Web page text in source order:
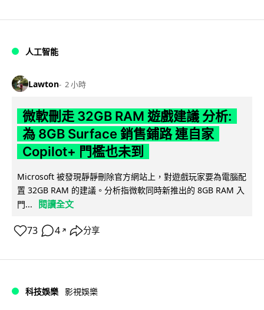
人工智能
Lawton 2 小時
微軟刪走 32GB RAM 遊戲建議 分析:
為 8GB Surface 銷售鋪路 連自家
Copilot+ 門檻也未到
Microsoft 被發現靜靜刪除官方網站上，對遊戲玩家要為電腦配
置 32GB RAM 的建議。分析指微軟同時新推出的 8GB RAM 入
門...
閱讀全文
73 4 ↗ 分享
科技娛樂 影視娛樂